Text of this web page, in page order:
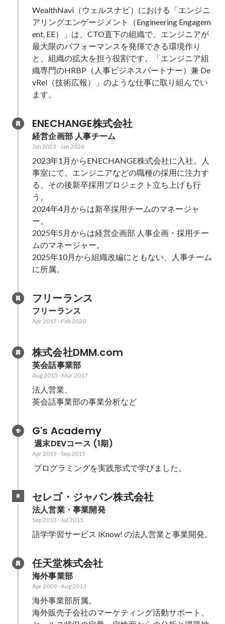
WealthNavi（ウェルスナビ）における「エンジニ
アリングエンゲージメント（Engineering Engagem
ent, EE）」は、CTO直下の組織で、エンジニアが
最大限のパフォーマンスを発揮できる環境作り
と、組織の拡大を担う役割です。「エンジニア組
織専門のHRBP（人事ビジネスパートナー）兼 De
vRel（技術広報）」のような仕事に取り組んでい
ます。
ENECHANGE株式会社
経営企画部 人事チーム
Jan 2023 - Jan 2026
2023年1月からENECHANGE株式会社に入社。人
事室にて、エンジニアなどの職種の採用に注力す
る。その後新卒採用プロジェクト立ち上げも行
う。
2024年4月からは新卒採用チームのマネージャ
ー。
2025年5月からは経営企画部 人事企画・採用チー
ムのマネージャー。
2025年10月から組織改編にともない、人事チーム
に所属。
フリーランス
フリーランス
Apr 2017- Feb 2020
株式会社DMM.com
英会話事業部
Aug 2015 - Mar 2017
法人営業、
英会話事業部の事業分析など
G's Academy
週末DEVコース (1期)
Apr 2015 - Sep 2015
プログラミングを実践形式で学びました。
セレゴ・ジャパン株式会社
法人営業・事業開発
Sep 2013 - Jul 2015
任天堂株式会社
海外事業部
Apr 2009-Aug 2013
海外事業部所属。
海外販売子会社のマーケティング活動サポート、